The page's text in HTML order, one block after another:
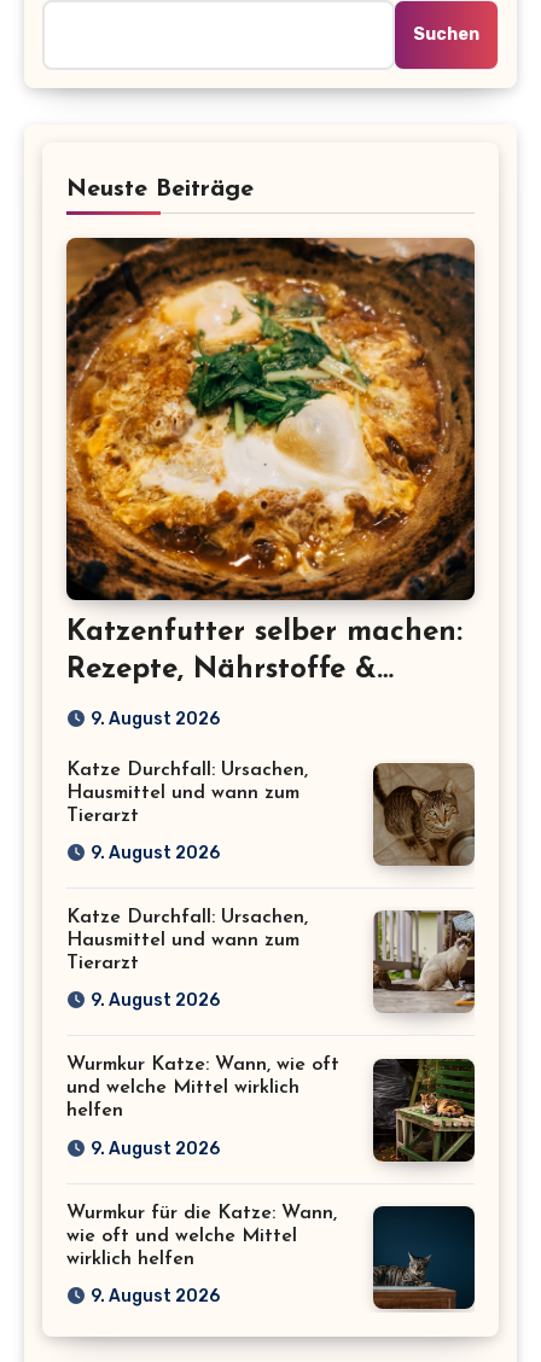
Suchen
Neuste Beiträge
Katzenfutter selber machen:
Rezepte, Nährstoffe &
Sicherheit
9. August 2026
Katze Durchfall: Ursachen,
Hausmittel und wann zum
Tierarzt
9. August 2026
Katze Durchfall: Ursachen,
Hausmittel und wann zum
Tierarzt
9. August 2026
Wurmkur Katze: Wann, wie oft
und welche Mittel wirklich
helfen
9. August 2026
Wurmkur für die Katze: Wann,
wie oft und welche Mittel
wirklich helfen
9. August 2026